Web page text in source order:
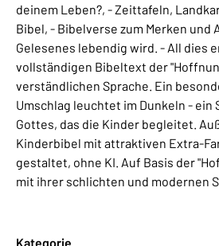
deinem Leben?, - Zeittafeln,
Bibel, - Bibelverse zum Merken und
Gelesenes lebendig wird. - All dies
vollständigen Bibeltext der
verständlichen Sprache. Ein
Umschlag leuchtet im Dunkeln - ein
Gottes, das die Kinder begleitet.
Kinderbibel mit attraktiven Extra-
gestaltet, ohne KI. Auf Basis der
mit ihrer schlichten und modernen
Kategorie